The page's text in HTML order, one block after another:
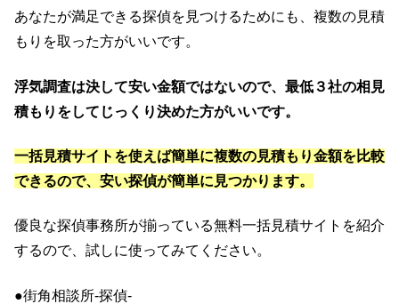
あなたが満足できる探偵を見つけるためにも、複数の見積
もりを取った方がいいです。
浮気調査は決して安い金額ではないので、最低３社の相見
積もりをしてじっくり決めた方がいいです。
一括見積サイトを使えば簡単に複数の見積もり金額を比較
できるので、安い探偵が簡単に見つかります。
優良な探偵事務所が揃っている無料一括見積サイトを紹介
するので、試しに使ってみてください。
●街角相談所-探偵-